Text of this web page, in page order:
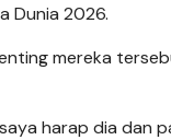
Dunia 2026.
mereka
harap dia dan